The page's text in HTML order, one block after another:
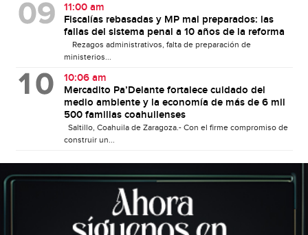
11:00 am
Fiscalías rebasadas y MP mal preparados: las
fallas del sistema penal a 10 años de la reforma
Rezagos administrativos, falta de preparación de
ministerios...
10:06 am
Mercadito Pa’Delante fortalece cuidado del
medio ambiente y la economía de más de 6 mil
500 familias coahuilenses
Saltillo, Coahuila de Zaragoza.- Con el firme compromiso de
construir un...